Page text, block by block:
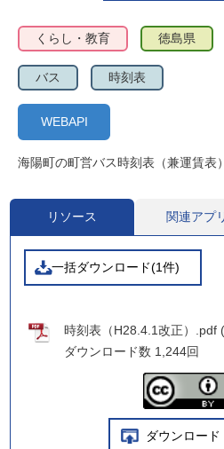
くらし・教育 徳島県
バス 時刻表
WEBAPI
海陽町の町営バス時刻表（兼運賃表
リソース 関連アプ
一括ダウンロード(1件)
時刻表（H28.4.1改正）.pdf
ダウンロード数 1,244回
ダウンロード